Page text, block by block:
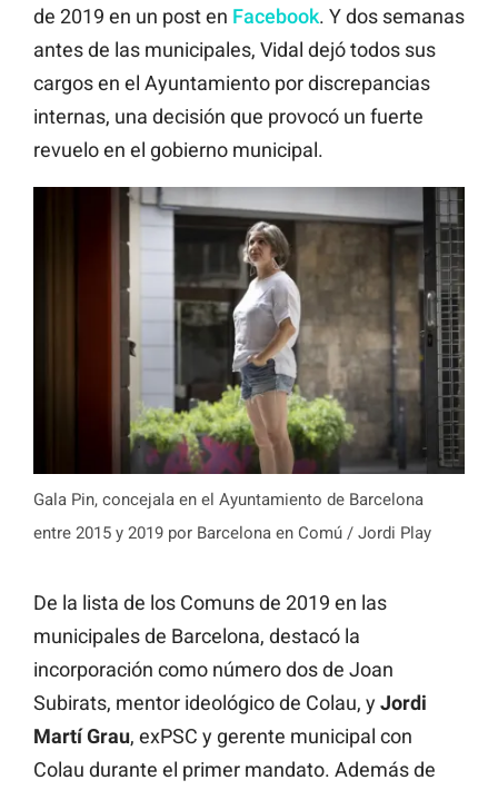
de 2019 en un post en Facebook. Y dos semanas
antes de las municipales, Vidal dejó todos sus
cargos en el Ayuntamiento por discrepancias
internas, una decisión que provocó un fuerte
revuelo en el gobierno municipal.
Gala Pin, concejala en el Ayuntamiento de Barcelona
entre 2015 y 2019 por Barcelona en Comú / Jordi Play
De la lista de los Comuns de 2019 en las
municipales de Barcelona, destacó la
incorporación como número dos de Joan
Subirats, mentor ideológico de Colau, y Jordi
Martí Grau, exPSC y gerente municipal con
Colau durante el primer mandato. Además de